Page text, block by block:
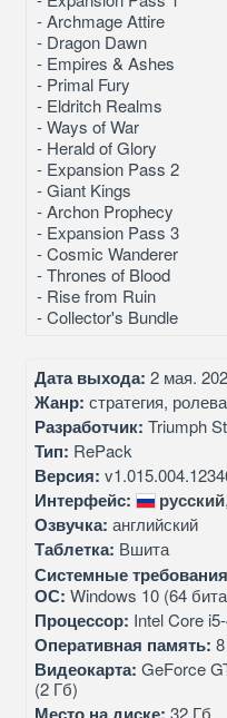
- Archmage Attire
- Dragon Dawn
- Empires & Ashes
- Primal Fury
- Eldritch Realms
- Ways of War
- Herald of Glory
- Expansion Pass 2
- Giant Kings
- Archon Prophecy
- Expansion Pass 3
- Cosmic Wanderer
- Thrones of Blood
- Rise from Ruin
- Collector's Bundle
Дата выхода: 2 мая.
Жанр: стратегия,
Разработчик: Triumph
Тип: RePack
Версия:
Интерфейс: русский
Озвучка: английский
Таблетка: Вшита
Системные требования
ОС: Windows 10 (64
Процессор: Intel Core
Оперативная память:
Видеокарта: GeForce
(2 Гб)
32 Гб